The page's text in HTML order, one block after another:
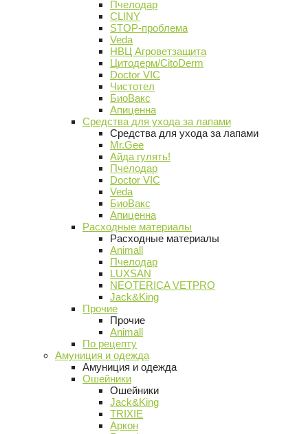
Пчелодар
CLINY
STOP-проблема
Veda
НВЦ Агроветзащита
Цитодерм/CitoDerm
Doctor VIC
Чистотел
БиоВакс
Апиценна
Средства для ухода за лапами
Средства для ухода за лапами
Mr.Gee
Айда гулять!
Пчелодар
Doctor VIC
Veda
БиоВакс
Апиценна
Расходные материалы
Расходные материалы
Animall
Пчелодар
LUXSAN
NEOTERICA VETPRO
Jack&King
Прочие
Прочие
Animall
По рецепту
Амуниция и одежда
Амуниция и одежда
Ошейники
Ошейники
Jack&King
TRIXIE
Аркон